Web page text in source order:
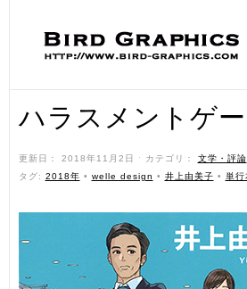
ハラスメントゲ
更新日： 2018年11月2日 ˑ カテゴリ： 文学・評論
タグ: 2018年 • welle design • 井上由美子 • 単行